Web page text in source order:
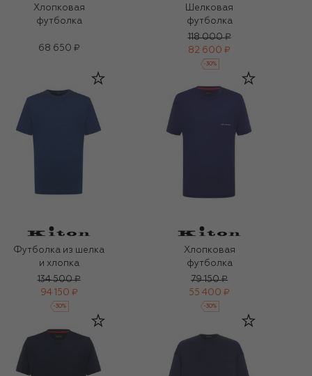
Хлопковая
футболка
68 650 ₽
Шелковая
футболка
118 000 ₽
82 600 ₽
-30%
Футболка из шелка
и хлопка
134 500 ₽
94 150 ₽
-30%
Хлопковая
футболка
79 150 ₽
55 400 ₽
-30%